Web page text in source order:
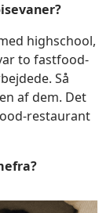
highschool,
to fastfood-
Så
af dem. Det
restaurant